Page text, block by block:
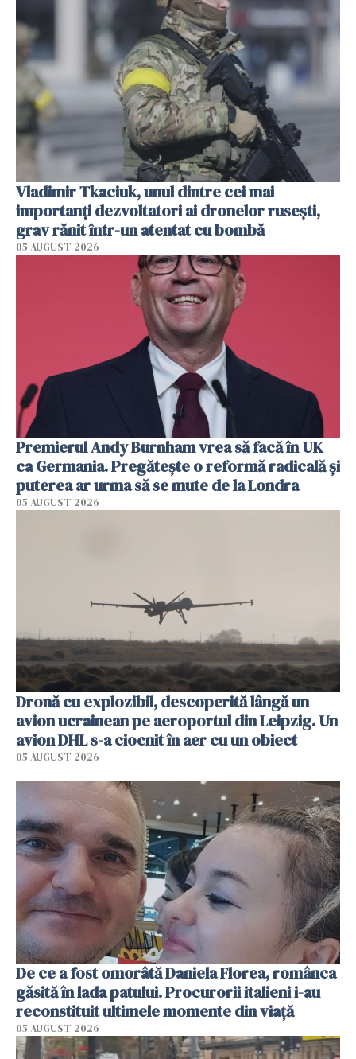
Vladimir Tkaciuk, unul dintre cei mai
importanți dezvoltatori ai dronelor rusești,
grav rănit într-un atentat cu bombă
05 AUGUST 2026
Premierul Andy Burnham vrea să facă în UK
ca Germania. Pregătește o reformă radicală și
puterea ar urma să se mute de la Londra
05 AUGUST 2026
Dronă cu explozibil, descoperită lângă un
avion ucrainean pe aeroportul din Leipzig. Un
avion DHL s-a ciocnit în aer cu un obiect
05 AUGUST 2026
De ce a fost omorâtă Daniela Florea, românca
găsită în lada patului. Procurorii italieni i-au
reconstituit ultimele momente din viață
05 AUGUST 2026